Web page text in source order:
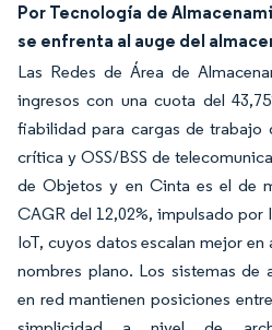
Por Tecnología de
se enfrenta al auge del
Las Redes de Área de
ingresos con una cuota del
fiabilidad para cargas de trabajo
crítica y OSS/BSS de
de Objetos y en Cinta es el de
CAGR del 12,02%, impulsado por
IoT, cuyos datos escalan mejor
nombres plano. Los sistemas de
en red mantienen posiciones